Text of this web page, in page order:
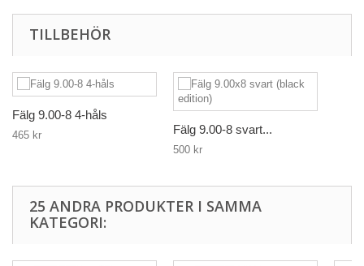
TILLBEHÖR
Fälg 9.00-8 4-håls
465 kr Fälg 9.00-8 svart...
500 kr
25 ANDRA PRODUKTER I SAMMA
KATEGORI: